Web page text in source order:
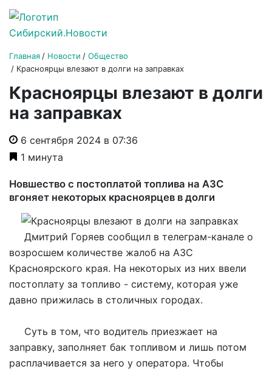
Главная Новости
Общество
Красноярцы влезают в долги на заправках
Красноярцы влезают в долги
на заправках
6 сентября 2024 в 07:36
1 минута
Новшество с постоплатой топлива на АЗС
вгоняет некоторых красноярцев в долги
Дмитрий Горяев сообщил в телеграм-канале о
возросшем количестве жалоб на АЗС
Красноярского края. На некоторых из них ввели
постоплату за топливо - систему, которая уже
давно прижилась в столичных городах.
Суть в том, что водитель приезжает на
заправку, заполняет бак топливом и лишь потом
расплачивается за него у оператора. Чтобы